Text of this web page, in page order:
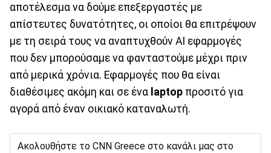
αποτέλεσμα να δούμε επεξεργαστές με
απίστευτες δυνατότητες, οι οποίοι θα επιτρέψουν
με τη σειρά τους να αναπτυχθούν ΑΙ εφαρμογές
που δεν μπορούσαμε να φανταστούμε μέχρι πριν
από μερικά χρόνια. Εφαρμογές που θα είναι
διαθέσιμες ακόμη και σε ένα laptop προσιτό για
αγορά από έναν οικιακό καταναλωτή.
Ακολουθήστε το CNN Greece στο κανάλι μας στο